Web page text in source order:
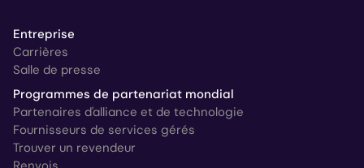
Entreprise
Carrières
Salle de presse
Programmes de partenariat mondial
Partenaires d'alliance et de technologie
Fournisseurs de services gérés
Trouver un revendeur